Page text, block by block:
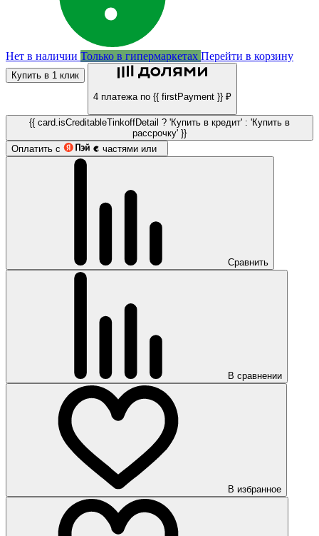
Нет в наличии Только в гипермаркетах Перейти в корзину
Купить в 1 клик
4 платежа по {{ firstPayment }} ₽
{{ card.isCreditableTinkoffDetail ? 'Купить в кредит' : 'Купить в
рассрочку' }}
Оплатить с
частями или
Сравнить
В сравнении
В избранное